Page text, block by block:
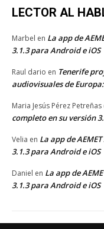
LECTOR AL
Marbel en La app de
3.1.3 para Android e iOS
Raul dario en Tenerife
audiovisuales de
Maria Jesús Pérez Petreñas
completo en su versión
Velia en La app de
3.1.3 para Android e iOS
Daniel en La app de
3.1.3 para Android e iOS